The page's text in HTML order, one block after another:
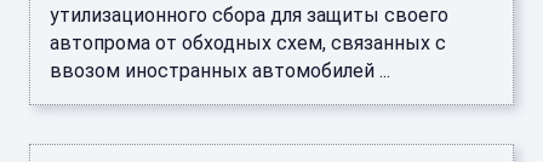
утилизационного сбора для защиты своего
автопрома от обходных схем, связанных с
ввозом иностранных автомобилей ...